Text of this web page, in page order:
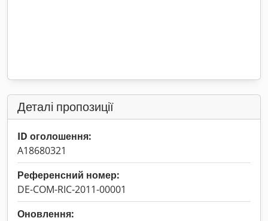
Деталі пропозиції
ID оголошення:
A18680321
Референсний номер:
DE-COM-RIC-2011-00001
Оновлення: